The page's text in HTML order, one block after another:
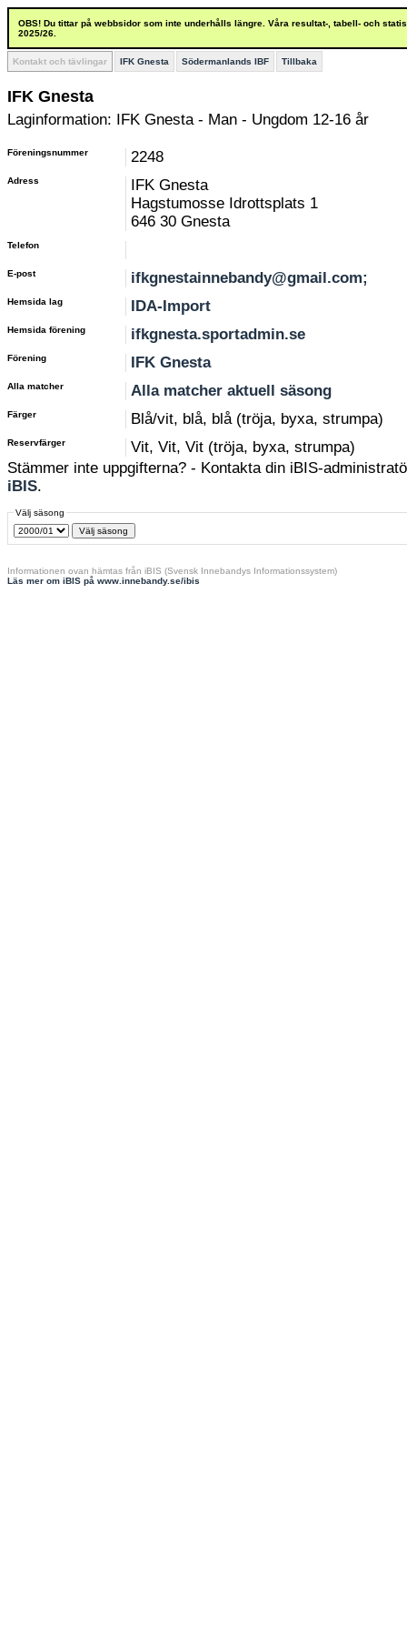
OBS! Du tittar på webbsidor som inte underhålls längre. Våra resultat-, tabell- och
2025/26.
Kontakt och tävlingar IFK Gnesta Södermanlands IBF Tillbaka
IFK Gnesta
Laginformation: IFK Gnesta - Man - Ungdom 12-16 år
Föreningsnummer 2248
Adress
IFK Gnesta
Hagstumosse Idrottsplats 1
646 30 Gnesta
Telefon
E-post ifkgnestainnebandy@gmail.com;
Hemsida lag IDA-Import
Hemsida förening ifkgnesta.sportadmin.se
Förening IFK Gnesta
Alla matcher Alla matcher aktuell säsong
Färger Blå/vit, blå, blå (tröja, byxa, strumpa)
Reservfärger
Vit, Vit, Vit (tröja, byxa, strumpa)
Stämmer inte uppgifterna? - Kontakta din iBIS-
iBIS.
Välj säsong
Informationen ovan hämtas från iBIS (Svensk Innebandys Informationssystem)
Läs mer om iBIS på www.innebandy.se/ibis